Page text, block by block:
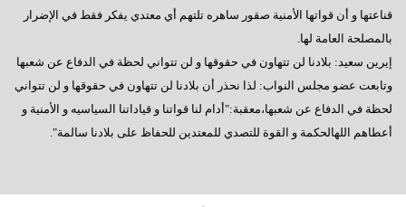
قناعتها و أن قواتها الأمنية صقور ساهره تلتهم أي معتدي يفكر فقط في الإضرار
بالمصلحة العامة لها.
إيرين سعيد: بلادنا لن تتهاون في حقوقها و لن تتواني لحظة في الدفاع عن شعبها
وتابعت عضو مجلس النواب: لذا نحذر أن بلادنا لن تتهاون في حقوقها و لن تتواني
لحظة في الدفاع عن شعبها،معقبة:"أدام لنا قواتنا و قياداتنا السياسيه و الأمنية و
أعطاهم اللهالحكمة و القوة للتصدي للمعتدين للحفاظ على بلادنا سالمة".